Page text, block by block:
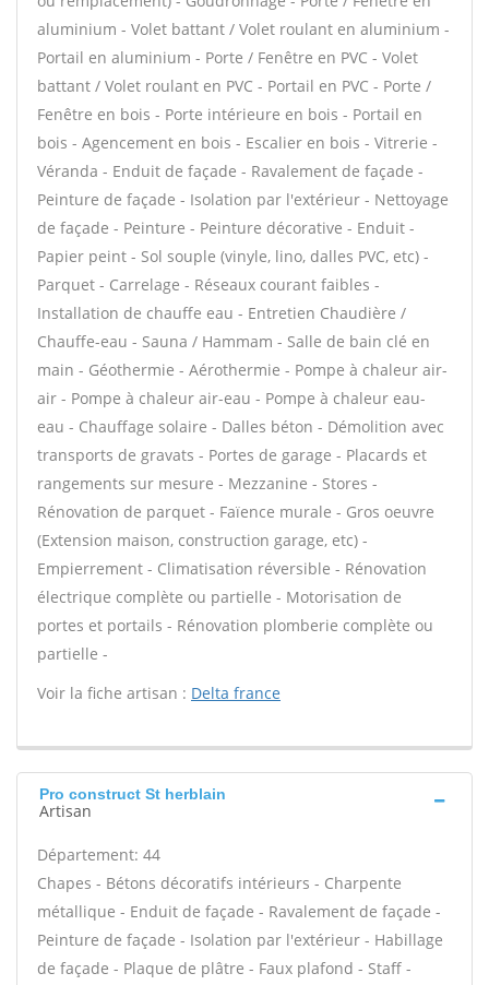
aluminium - Volet battant / Volet roulant en aluminium -
Portail en aluminium - Porte / Fenêtre en PVC - Volet
battant / Volet roulant en PVC - Portail en PVC - Porte /
Fenêtre en bois - Porte intérieure en bois - Portail en
bois - Agencement en bois - Escalier en bois - Vitrerie -
Véranda - Enduit de façade - Ravalement de façade -
Peinture de façade - Isolation par l'extérieur - Nettoyage
de façade - Peinture - Peinture décorative - Enduit -
Papier peint - Sol souple (vinyle, lino, dalles PVC, etc) -
Parquet - Carrelage - Réseaux courant faibles -
Installation de chauffe eau - Entretien Chaudière /
Chauffe-eau - Sauna / Hammam - Salle de bain clé en
main - Géothermie - Aérothermie - Pompe à chaleur air-
air - Pompe à chaleur air-eau - Pompe à chaleur eau-
eau - Chauffage solaire - Dalles béton - Démolition avec
transports de gravats - Portes de garage - Placards et
rangements sur mesure - Mezzanine - Stores -
Rénovation de parquet - Faïence murale - Gros oeuvre
(Extension maison, construction garage, etc) -
Empierrement - Climatisation réversible - Rénovation
électrique complète ou partielle - Motorisation de
portes et portails - Rénovation plomberie complète ou
partielle -
Voir la fiche artisan : Delta france
Pro construct St herblain
Artisan
Département: 44
Chapes - Bétons décoratifs intérieurs - Charpente
métallique - Enduit de façade - Ravalement de façade -
Peinture de façade - Isolation par l'extérieur - Habillage
de façade - Plaque de plâtre - Faux plafond - Staff -